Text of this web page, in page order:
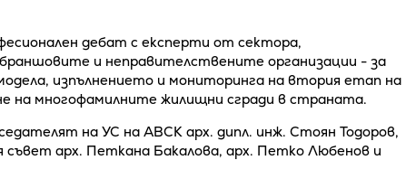
дебат с експерти от сектора,
и неправителствените организации - за
изпълнението и мониторинга на втория етап на
на многофамилните жилищни сгради в страната.
на УС на АВСК арх. дипл. инж. Стоян Тодоров,
съвет арх. Петкана Бакалова, арх. Петко Любенов и